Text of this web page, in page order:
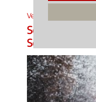
Verkehrsrecht ,
Schlaglöcher:
Schäden am